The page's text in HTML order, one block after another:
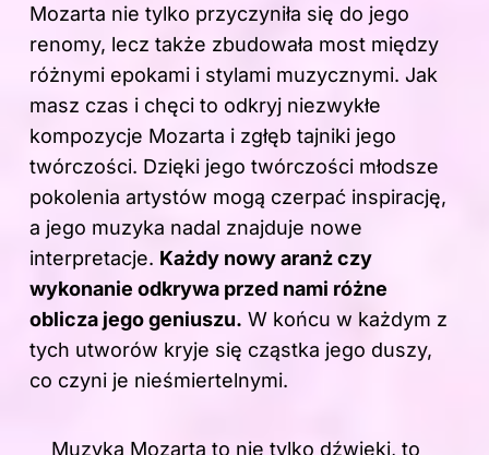
Mozarta nie tylko przyczyniła się do jego
renomy, lecz także zbudowała most między
różnymi epokami i stylami muzycznymi. Jak
masz czas i chęci to odkryj niezwykłe
kompozycje Mozarta i zgłęb tajniki jego
twórczości. Dzięki jego twórczości młodsze
pokolenia artystów mogą czerpać inspirację,
a jego muzyka nadal znajduje nowe
interpretacje. Każdy nowy aranż czy
wykonanie odkrywa przed nami różne
oblicza jego geniuszu. W końcu w każdym z
tych utworów kryje się cząstka jego duszy,
co czyni je nieśmiertelnymi.
Muzyka Mozarta to nie tylko dźwięki, to